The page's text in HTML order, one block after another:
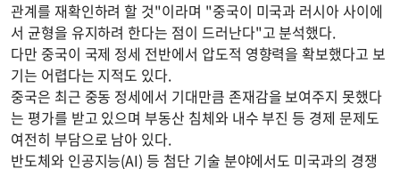
관계를 재확인하려 할 것"이라며 "중국이 미국과 러시아 사이에
서 균형을 유지하려 한다는 점이 드러난다"고 분석했다.
다만 중국이 국제 정세 전반에서 압도적 영향력을 확보했다고 보
기는 어렵다는 지적도 있다.
중국은 최근 중동 정세에서 기대만큼 존재감을 보여주지 못했다
는 평가를 받고 있으며 부동산 침체와 내수 부진 등 경제 문제도
여전히 부담으로 남아 있다.
반도체와 인공지능(AI) 등 첨단 기술 분야에서도 미국과의 경쟁